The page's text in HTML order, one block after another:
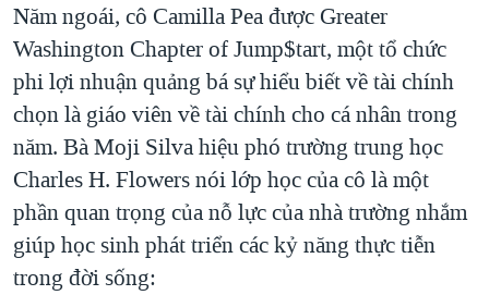
Năm ngoái, cô Camilla Pea được Greater
Washington Chapter of Jump$tart, một tổ chức
phi lợi nhuận quảng bá sự hiểu biết về tài chính
chọn là giáo viên về tài chính cho cá nhân trong
năm. Bà Moji Silva hiệu phó trường trung học
Charles H. Flowers nói lớp học của cô là một
phần quan trọng của nỗ lực của nhà trường nhắm
giúp học sinh phát triển các kỷ năng thực tiễn
trong đời sống: